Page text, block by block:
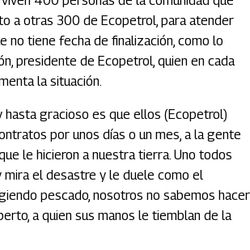
a otras 300 de Ecopetrol, para atender
no tiene fecha de finalización, como lo
presidente de Ecopetrol, quien en cada
la situación.
hasta gracioso es que ellos (Ecopetrol)
por unos días o un mes, a la gente
le hicieron a nuestra tierra. Uno todos
mira el desastre y le duele como el
pescado, nosotros no sabemos hacer
a quien sus manos le tiemblan de la